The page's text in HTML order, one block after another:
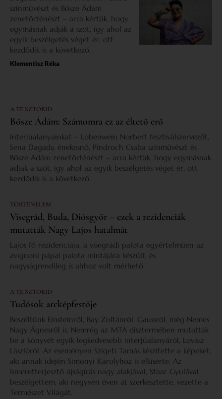
színművészt és Bősze Ádám
zenetörténészt – arra kértük, hogy
egymásnak adják a szót, így ahol az
egyik beszélgetés véget ér, ott
kezdődik is a következő.
Klementisz Réka
A TE SZTORID
Bősze Ádám: Számomra ez az éltető erő
Interjúalanyainkat – Lobenwein Norbert fesztiválszervezőt,
Sena Dagadu énekesnő, Pindroch Csaba színművészt és
Bősze Ádám zenetörténészt – arra kértük, hogy egymásnak
adják a szót, így ahol az egyik beszélgetés véget ér, ott
kezdődik is a következő.
TÖRTÉNELEM
Visegrád, Buda, Diósgyőr – ezek a rezidenciák
mutatták Nagy Lajos hatalmát
Lajos fő rezidenciája, a visegrádi palota egyértelműen az
avignoni pápai palota mintájára készült, és
nagyságrendileg is ahhoz volt mérhető.
A TE SZTORID
Tudósok arcképfestője
Beszéltünk Einsteinről, Bay Zoltánról, Gaussról, még Nemes
Nagy Ágnesről is. Nemrég az MTA dísztermében mutatták
be a könyvét egyik legkedvesebb interjúalanyáról, Lovász
Lászlóról. Az eseményen Szigeti Tamás készítette a képeket,
aki annak idején Simonyi Károlyhoz is elkísérte. Az
ismeretterjesztő újságírás nagy alakjával, Staar Gyulával
beszélgettem, aki negyven éven át szerkesztette, vezette a
Természet Világát.